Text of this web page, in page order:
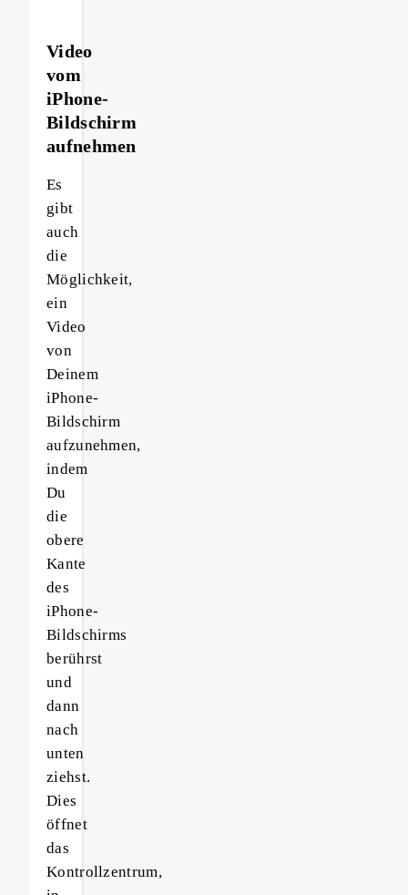
Video
vom
iPhone-
Bildschirm
aufnehmen
Es
gibt
auch
die
Möglichkeit,
ein
Video
von
Deinem
iPhone-
Bildschirm
aufzunehmen,
indem
Du
die
obere
Kante
des
iPhone-
Bildschirms
berührst
und
dann
nach
unten
ziehst.
Dies
öffnet
das
Kontrollzentrum,